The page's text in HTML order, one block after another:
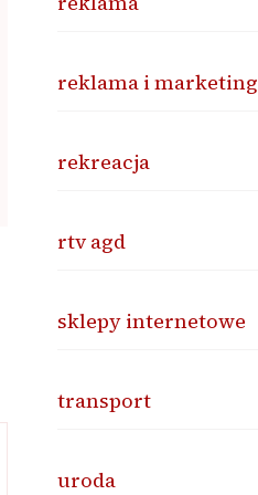
reklama i marketing
rekreacja
rtv agd
sklepy internetowe
transport
uroda